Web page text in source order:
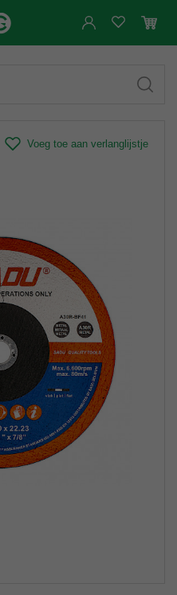
Voeg toe aan verlanglijstje